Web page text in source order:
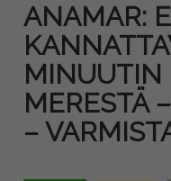
ANAMAR:
MINUUTIN
MERESTÄ
–